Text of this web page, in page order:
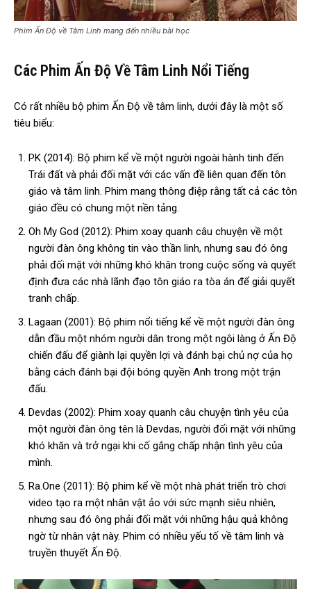
Phim Ấn Độ về Tâm Linh mang đến nhiều bài học
Các Phim Ấn Độ Về Tâm Linh Nổi Tiếng
Có rất nhiều bộ phim Ấn Độ về tâm linh, dưới đây là một số
tiêu biểu:
PK (2014): Bộ phim kể về một người ngoài hành tinh đến
Trái đất và phải đối mặt với các vấn đề liên quan đến tôn
giáo và tâm linh. Phim mang thông điệp rằng tất cả các tôn
giáo đều có chung một nền tảng.
Oh My God (2012): Phim xoay quanh câu chuyện về một
người đàn ông không tin vào thần linh, nhưng sau đó ông
phải đối mặt với những khó khăn trong cuộc sống và quyết
định đưa các nhà lãnh đạo tôn giáo ra tòa án để giải quyết
tranh chấp.
Lagaan (2001): Bộ phim nổi tiếng kể về một người đàn ông
dẫn đầu một nhóm người dân trong một ngôi làng ở Ấn Độ
chiến đấu để giành lại quyền lợi và đánh bại chủ nợ của họ
bằng cách đánh bại đội bóng quyền Anh trong một trận
đấu.
Devdas (2002): Phim xoay quanh câu chuyện tình yêu của
một người đàn ông tên là Devdas, người đối mặt với những
khó khăn và trở ngại khi cố gắng chấp nhận tình yêu của
mình.
Ra.One (2011): Bộ phim kể về một nhà phát triển trò chơi
video tạo ra một nhân vật ảo với sức mạnh siêu nhiên,
nhưng sau đó ông phải đối mặt với những hậu quả không
ngờ từ nhân vật này. Phim có nhiều yếu tố về tâm linh và
truyền thuyết Ấn Độ.